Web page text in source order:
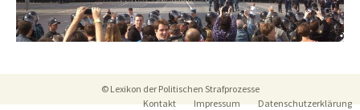
© Lexikon der Politischen Strafprozesse
Kontakt
Impressum Datenschutzerklärung